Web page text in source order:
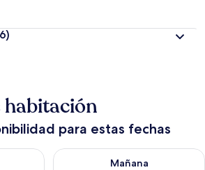
habitación
para estas fechas
para hoy ago 7 - ago 8
Mañana
Consulta la disponibilidad